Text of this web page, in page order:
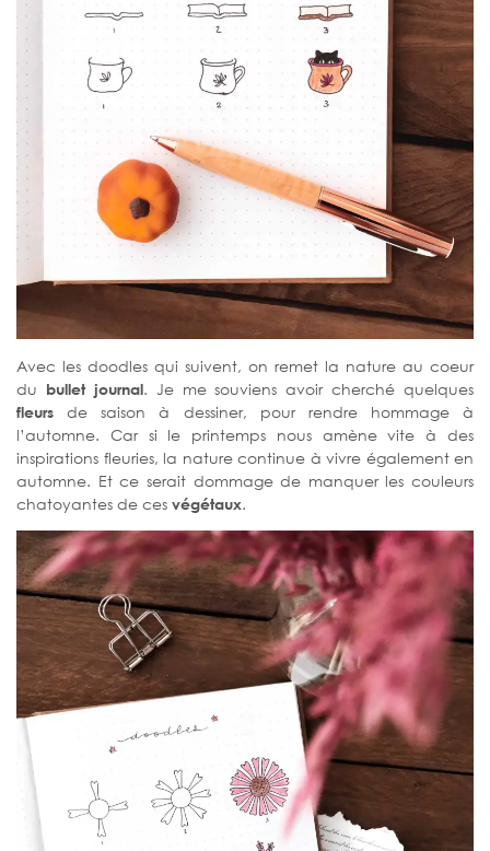
Avec les doodles qui suivent, on remet la nature au coeur
du bullet journal. Je me souviens avoir cherché quelques
fleurs de saison à dessiner, pour rendre hommage à
l’automne. Car si le printemps nous amène vite à des
inspirations fleuries, la nature continue à vivre également en
automne. Et ce serait dommage de manquer les couleurs
chatoyantes de ces végétaux.